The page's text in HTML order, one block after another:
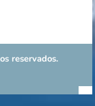
reservados.